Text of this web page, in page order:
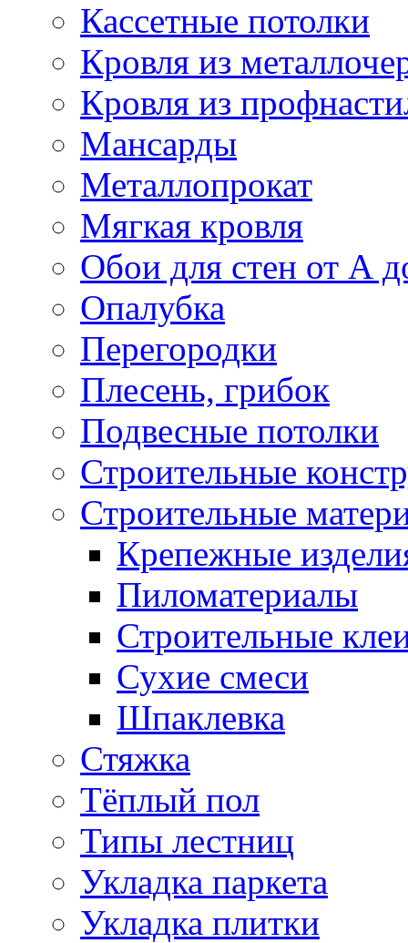
Кассетные потолки
Кровля из
Кровля из
Мансарды
Металлопрокат
Мягкая кровля
Обои для стен от А
Опалубка
Перегородки
Плесень, грибок
Подвесные потолки
Строительные
Строительные
Крепежные
Пиломатериалы
Строительные
Сухие смеси
Шпаклевка
Стяжка
Тёплый пол
Типы лестниц
Укладка паркета
Укладка плитки